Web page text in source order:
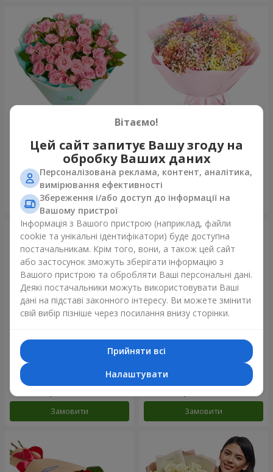
Букет кущових троянд
Замовити
Букет "Веселка емоцій"
1 288 грн
Замовити
Букет "Краса" з повітряними
кулями
2 656 грн
Замовити
Квіти в коробці "Щастя не
1 528 грн
Замовити
Вітаємо!
Цей сайт запитує Вашу згоду на
обробку Ваших даних
Персоналізована реклама, контент, аналітика,
вимірювання ефективності
Збереження і/або доступ до інформації на
Вашому пристрої
Інформація з Вашого пристрою (наприклад, файли
cookie та унікальні ідентифікатори) буде доступна
постачальникам. Крім того, вони, а також цей сайт
або застосунок зможуть зберігати інформацію з
Вашого пристрою та обробляти Ваші персональні дані.
Деякі постачальники можуть використовувати Ваші
дані на підставі законного інтересу. Ви можете змінити
свій вибір пізніше через посилання внизу сторінки.
Прийняти всі
Налаштувати